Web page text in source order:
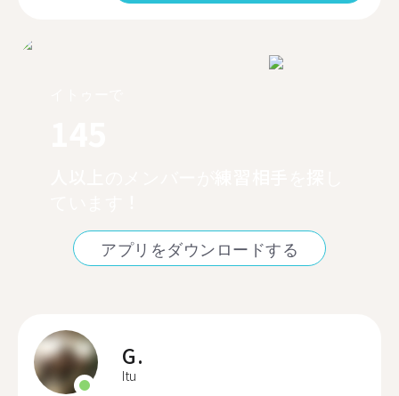
アプリをダウンロードする
G.
Itu